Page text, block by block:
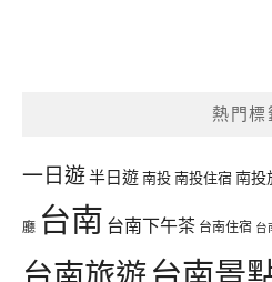
熱門標
一日遊半日遊 南投 南投住宿 南投
廳 台南 台南下午茶 台南住宿 台